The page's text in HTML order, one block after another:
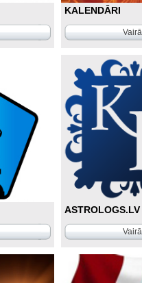
KALENDĀRI
ASTROLOGS.LV